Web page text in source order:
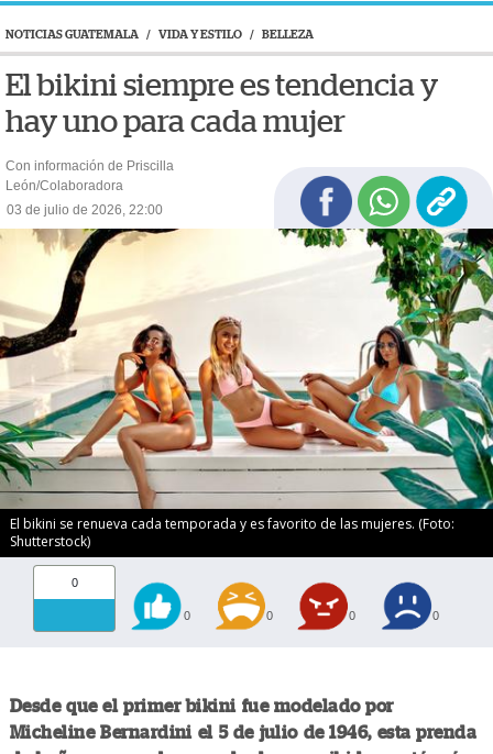
NOTICIAS GUATEMALA / VIDA Y ESTILO / BELLEZA
El bikini siempre es tendencia y
hay uno para cada mujer
Con información de Priscilla
León/Colaboradora
03 de julio de 2026, 22:00
El bikini se renueva cada temporada y es favorito de las mujeres. (Foto:
Shutterstock)
0
0 0 0 0
Desde que el primer bikini fue modelado por
Micheline Bernardini el 5 de julio de 1946, esta prenda